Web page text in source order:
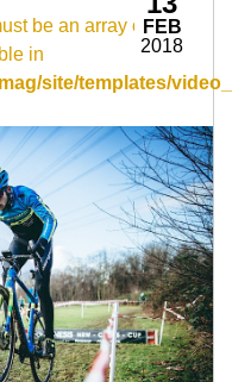
be an array or an
in
site/templates/
FEB
2018